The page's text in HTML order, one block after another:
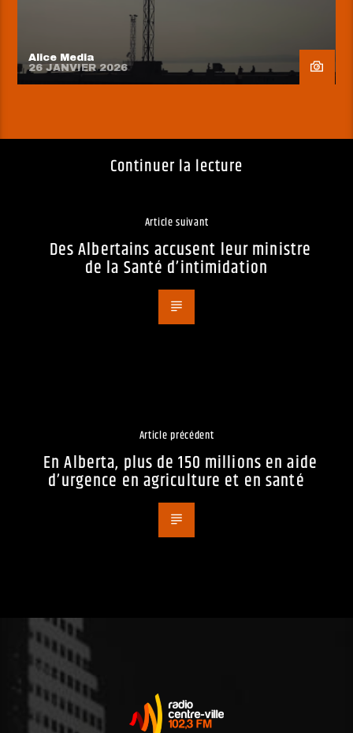
Alice Media
26 JANVIER 2026
Continuer la lecture
Article suivant
Des Albertains accusent leur ministre
de la Santé d’intimidation
Article précédent
En Alberta, plus de 150 millions en aide
d’urgence en agriculture et en santé